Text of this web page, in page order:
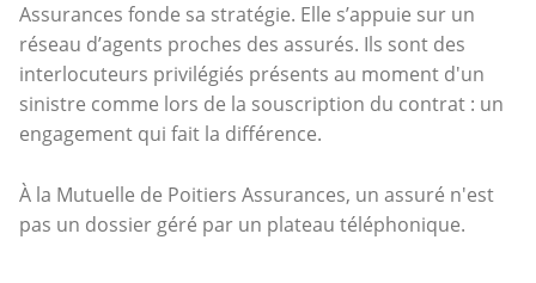
Assurances fonde sa stratégie. Elle s’appuie sur un
réseau d’agents proches des assurés. Ils sont des
interlocuteurs privilégiés présents au moment d'un
sinistre comme lors de la souscription du contrat : un
engagement qui fait la différence.
À la Mutuelle de Poitiers Assurances, un assuré n'est
pas un dossier géré par un plateau téléphonique.